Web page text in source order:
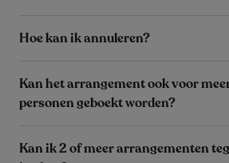
Hoe kan ik annuleren?
Kan het arrangement ook voor
personen geboekt worden?
Kan ik 2 of meer arrangementen